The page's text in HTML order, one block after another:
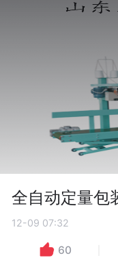
全自动定量包
12-09 07:32
60